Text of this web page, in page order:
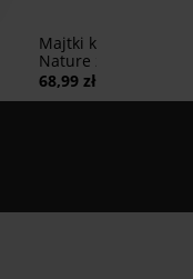
Majtki klasyczne
Nature z szerokimi
68,99 zł